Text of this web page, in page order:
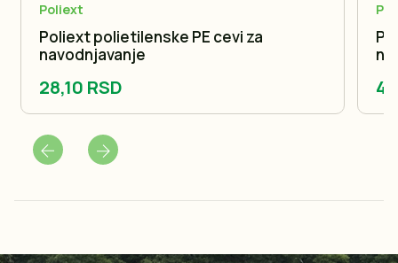
Poliext
Poliext polietilenske PE cevi za
navodnjavanje
28,10 RSD